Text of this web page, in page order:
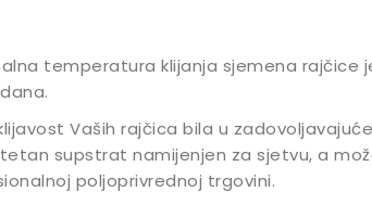
temperatura klijanja sjemena rajčice
Vaših rajčica bila u
supstrat namijenjen za sjetvu, a
poljoprivrednoj trgovini.